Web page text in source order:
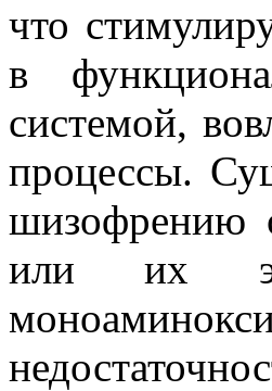
что
в
системой,
процессы.
шизофрению
или их